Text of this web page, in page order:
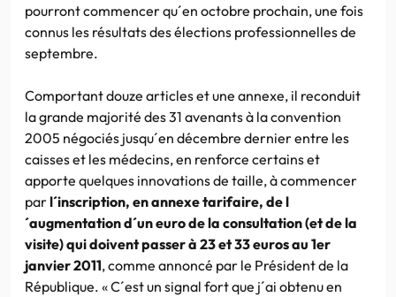
pourront commencer qu´en octobre prochain, une fois
connus les résultats des élections professionnelles de
septembre.
Comportant douze articles et une annexe, il reconduit
la grande majorité des 31 avenants à la convention
2005 négociés jusqu´en décembre dernier entre les
caisses et les médecins, en renforce certains et
apporte quelques innovations de taille, à commencer
parl´inscription, en annexe tarifaire, de l
´augmentation d´un euro de la consultation (et de la
visite) qui doivent passer à 23 et 33 euros au 1er
janvier 2011, comme annoncé par le Président de la
République. « C´est un signal fort que j´ai obtenu en